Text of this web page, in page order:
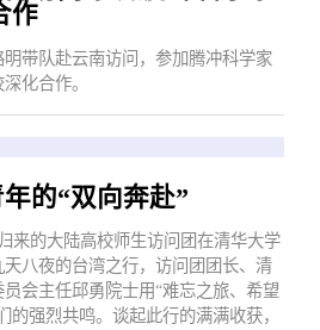
作
明带队赴云南访问，参加腾冲科学家
化合作。
的“双向奔赴”
来的大陆高校师生访问团在清华大学
八夜的台湾之行，访问团团长、清
会主任邱勇院士用“难忘之旅、希望
的强烈共鸣。谈起此行的满满收获，